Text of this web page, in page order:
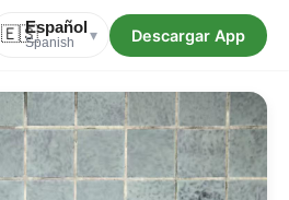
🇪🇸Español
Spanish ▾ Descargar App